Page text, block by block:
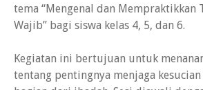
tema “Mengenal dan Mempraktikkan
Wajib” bagi siswa kelas 4, 5, dan 6.
Kegiatan ini bertujuan untuk
tentang pentingnya menjaga